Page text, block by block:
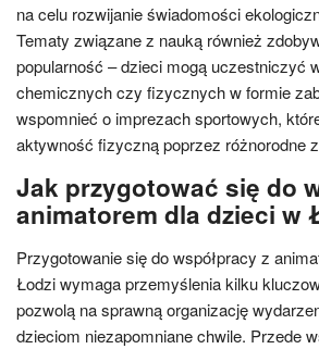
na celu rozwijanie świadomości
Tematy związane z nauką również
popularność – dzieci mogą uczestniczyć
chemicznych czy fizycznych w formie
wspomnieć o imprezach sportowych,
aktywność fizyczną poprzez różnorodne
Jak przygotować się do
animatorem dla dzieci w
Przygotowanie się do współpracy z
Łodzi wymaga przemyślenia kilku
pozwolą na sprawną organizację
dzieciom niezapomniane chwile. Przede